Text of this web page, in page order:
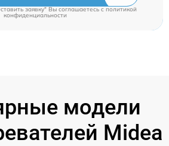
заявку" Вы соглашаетесь cполитикой
конфиденциальности
модели
Midea